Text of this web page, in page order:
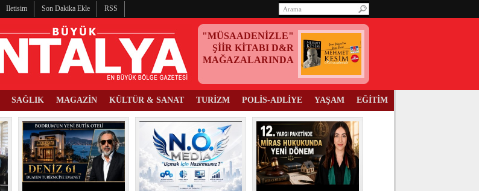
Iletisim Son Dakika Ekle RSS
"MÜSAADENİZLE"
ŞİİR KİTABI D&R
MAĞAZALARINDA
SAĞLIK MAGAZİN KÜLTÜR & SANAT TURİZM POLİS-ADLİYE YAŞAM EĞİTİM